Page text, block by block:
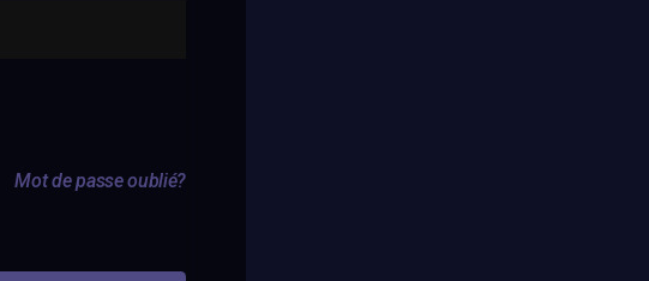
Mot de passe oublié?